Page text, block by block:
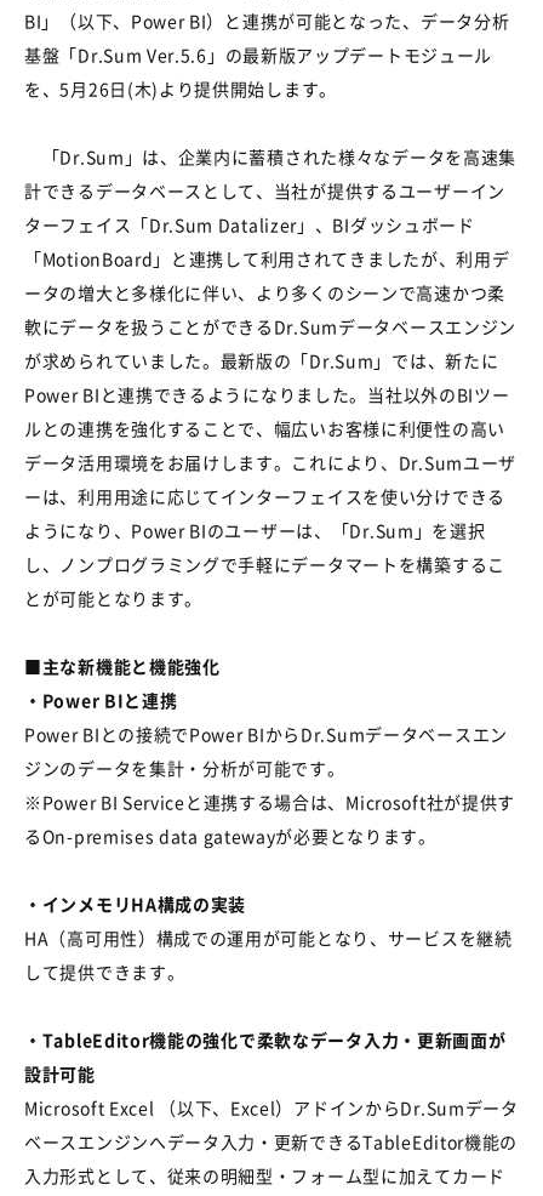
BI」（以下、Power BI）と連携が可能となった、データ分析
基盤「Dr.Sum Ver.5.6」の最新版アップデートモジュール
を、5月26日(木)より提供開始します。
「Dr.Sum」は、企業内に蓄積された様々なデータを高速集
計できるデータベースとして、当社が提供するユーザーイン
ターフェイス「Dr.Sum Datalizer」、BIダッシュボード
「MotionBoard」と連携して利用されてきましたが、利用デ
ータの増大と多様化に伴い、より多くのシーンで高速かつ柔
軟にデータを扱うことができるDr.Sumデータベースエンジン
が求められていました。最新版の「Dr.Sum」では、新たに
Power BIと連携できるようになりました。当社以外のBIツー
ルとの連携を強化することで、幅広いお客様に利便性の高い
データ活用環境をお届けします。これにより、Dr.Sumユーザ
ーは、利用用途に応じてインターフェイスを使い分けできる
ようになり、Power BIのユーザーは、「Dr.Sum」を選択
し、ノンプログラミングで手軽にデータマートを構築するこ
とが可能となります。
■主な新機能と機能強化
・Power BIと連携
Power BIとの接続でPower BIからDr.Sumデータベースエン
ジンのデータを集計・分析が可能です。
※Power BI Serviceと連携する場合は、Microsoft社が提供す
るOn-premises data gatewayが必要となります。
・インメモリHA構成の実装
HA（高可用性）構成での運用が可能となり、サービスを継続
して提供できます。
・TableEditor機能の強化で柔軟なデータ入力・更新画面が
設計可能
Microsoft Excel （以下、Excel）アドインからDr.Sumデータ
ベースエンジンへデータ入力・更新できるTableEditor機能の
入力形式として、従来の明細型・フォーム型に加えてカード